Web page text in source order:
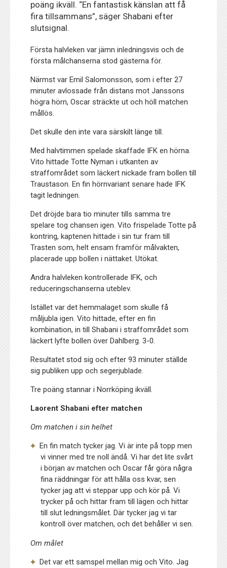
poäng ikväll. “En fantastisk känslan att få
fira tillsammans”, säger Shabani efter
slutsignal.
Första halvleken var jämn inledningsvis och de
första målchanserna stod gästerna för.
Närmst var Emil Salomonsson, som i efter 27
minuter avlossade från distans mot Janssons
högra hörn, Oscar sträckte ut och höll matchen
mållös.
Det skulle den inte vara särskilt länge till.
Med halvtimmen spelade skaffade IFK en hörna.
Vito hittade Totte Nyman i utkanten av
straffområdet som läckert nickade fram bollen till
Traustason. En fin hörnvariant senare hade IFK
tagit ledningen.
Det dröjde bara tio minuter tills samma tre
spelare tog chansen igen. Vito frispelade Totte på
kontring, kaptenen hittade i sin tur fram till
Trasten som, helt ensam framför målvakten,
placerade upp bollen i nättaket. Utökat.
Andra halvleken kontrollerade IFK, och
reduceringschanserna uteblev.
Istället var det hemmalaget som skulle få
måljubla igen. Vito hittade, efter en fin
kombination, in till Shabani i straffområdet som
läckert lyfte bollen över Dahlberg. 3-0.
Resultatet stod sig och efter 93 minuter ställde
sig publiken upp och segerjublade.
Tre poäng stannar i Norrköping ikväll.
Laorent Shabani efter matchen
Om matchen i sin helhet
En fin match tycker jag. Vi är inte på topp men
vi vinner med tre noll ändå. Vi har det lite svårt
i början av matchen och Oscar får göra några
fina räddningar för att hålla oss kvar, sen
tycker jag att vi steppar upp och kör på. Vi
trycker på och hittar fram till lägen och hittar
till slut ledningsmålet. Där tycker jag vi tar
kontroll över matchen, och det behåller vi sen.
Om målet
Det var ett samspel mellan mig och Vito. Jag